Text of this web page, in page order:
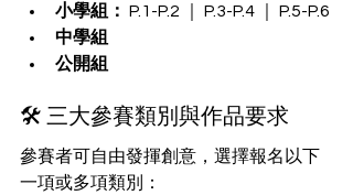
小學組： P.1-P.2 ｜ P.3-P.4 ｜ P.5-P.6
中學組
公開組
🛠️ 三大參賽類別與作品要求
參賽者可自由發揮創意，選擇報名以下
一項或多項類別：